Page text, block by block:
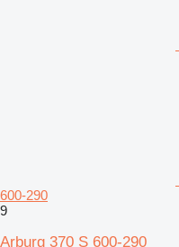
600-290
9
Arburg 370 S 600-290